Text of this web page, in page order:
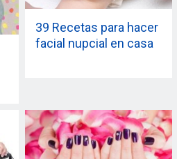
39 Recetas para hacer
facial nupcial en casa